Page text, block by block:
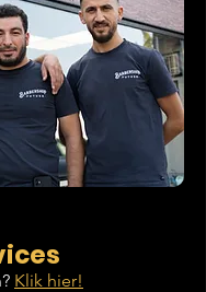
Klik hier!